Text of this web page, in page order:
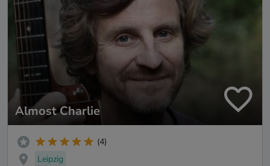
Almost Charlie
(4)
Leipzig